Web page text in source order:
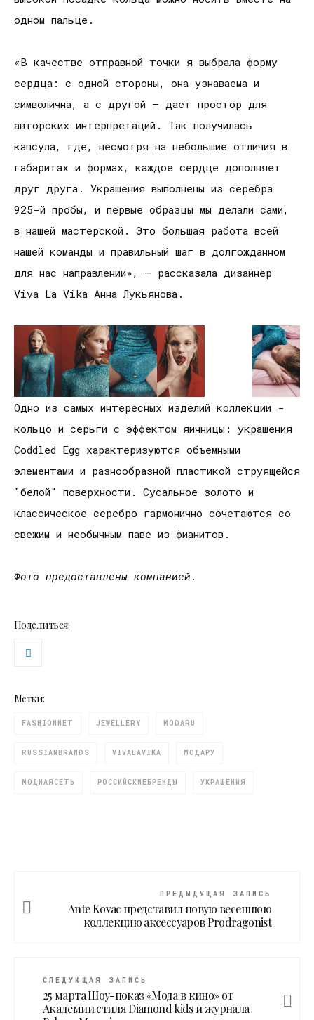
одном пальце.
«В качестве отправной точки я выбрала форму
сердца: с одной стороны, она узнаваема и
символична, а с другой — дает простор для
авторских интерпретаций. Так получилась
капсула, где, несмотря на небольшие отличия в
габаритах и формах, каждое сердце дополняет
друг друга. Украшения выполнены из серебра
925-й пробы, и первые образцы мы делали сами,
в нашей мастерской. Это большая работа всей
нашей команды и правильный шаг в долгожданном
для нас направлении», — рассказала дизайнер
Viva La Vika Анна Лукьянова.
Одно из самых интересных изделий коллекции -
кольцо и серьги с эффектом яичницы: украшения
Coddled Egg характеризуются объемными
элементами и разнообразной пластикой струящейся
"белой" поверхности. Сусальное золото и
классическое серебро гармонично сочетаются со
свежим и необычным паве из фианитов.
Фото предоставлены компанией.
Поделиться:
Метки:
FASHIONNET JEWELLERY MODARU
RUSSIANBRANDS VIVALAVIKA МОДАРУ
МОДНАЯСЕТЬ РОССИЙСКИЕБРЕНДЫ УКРАШЕНИЯ
ПРЕДЫДУЩАЯ ЗАПИСЬ
Ante Kovac представил новую весеннюю
коллекцию аксессуаров Prodragonist
СЛЕДУЮЩАЯ ЗАПИСЬ
25 марта Шоу-показ «Мода в кино» от
Академии стиля Diamond kids и журнала